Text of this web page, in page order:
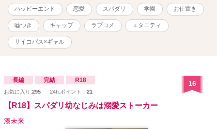
いのも平気」と言った口を塞ぐための「デトックス（浣腸）」**。
「痛い？ 変だな、慣れてるはずなのに震えてるよ」 「嘘つきな悪い
子には、お仕置きが必要だね」 逃げ場のないトイレや放課後の教室
で、身も心も暴かれていくるな。 これは演技なのか、それとも本気
なのか――？ 腹黒王子の掌の上で転がされる、嘘つきギャルの
**「絶体絶命×溺愛」ラブストーリー**。 登場人物紹介 ■ ヒロイン：
ゼロの超・純情乙女。恋愛知識は少女漫画のみ。 性格：根は素直で
世話焼きだが、ナメられたくなくてつい虚勢を張ってしまう。
「私、遊んでるしｗ」が口癖だが、手を繋ぐだけで心臓がバクバク
している。 ■ ヒーロー：桐生（きりゅう） 蓮（れん） 外見：学園一
スマモデル）。 中身：爽やかな笑顔の裏に、ドSな独占欲を隠し持
ハッピーエンド 恋愛 スパダリ 学園 お仕置き
嘘つき ギャップ ラブコメ エタニティ
サイコパス×ギャル
長編 完結 R18
お気に入り:295 24h.ポイント： 21
16
【R18】スパダリ幼なじみは溺愛ストーカー
湊未来